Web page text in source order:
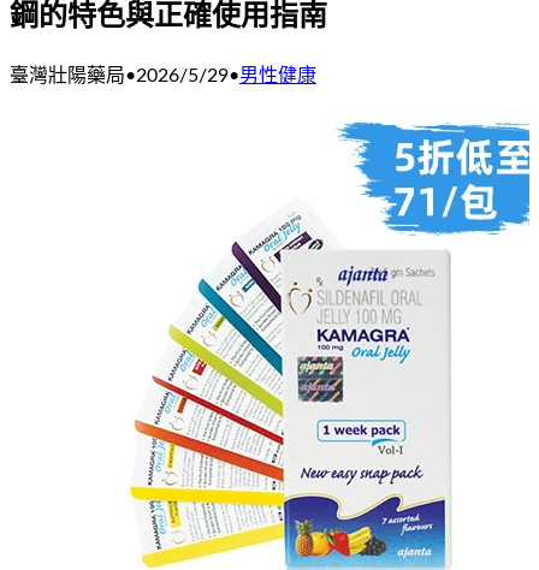
鋼的特色與正確使用指南
臺灣壯陽藥局•2026/5/29•男性健康